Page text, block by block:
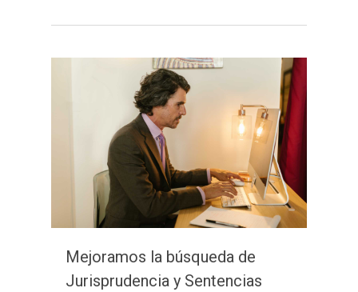
Mejoramos la búsqueda de
Jurisprudencia y Sentencias